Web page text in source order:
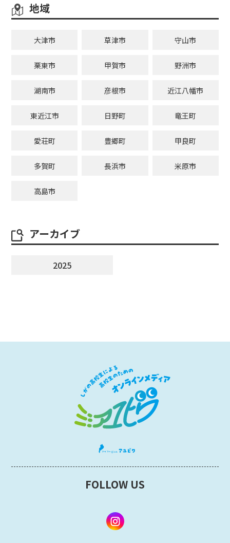
地域
大津市 草津市 守山市
栗東市 甲賀市 野洲市
湖南市 彦根市 近江八幡市
東近江市 日野町 竜王町
愛荘町 豊郷町 甲良町
多賀町 長浜市 米原市
高島市
アーカイブ
2025
FOLLOW US